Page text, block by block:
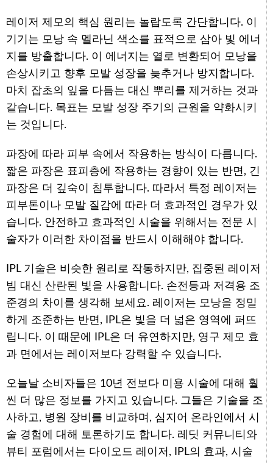
레이저 제모의 핵심 원리는 놀랍도록 간단합니다. 이
기기는 모낭 속 멜라닌 색소를 표적으로 삼아 빛 에너
지를 방출합니다. 이 에너지는 열로 변환되어 모낭을
손상시키고 향후 모발 성장을 늦추거나 방지합니다.
마치 잡초의 잎을 다듬는 대신 뿌리를 제거하는 것과
같습니다. 목표는 모발 성장 주기의 근원을 약화시키
는 것입니다.
파장에 따라 피부 속에서 작용하는 방식이 다릅니다.
짧은 파장은 표피층에 작용하는 경향이 있는 반면, 긴
파장은 더 깊숙이 침투합니다. 따라서 특정 레이저는
피부톤이나 모발 질감에 따라 더 효과적인 경우가 있
습니다. 안전하고 효과적인 시술을 위해서는 전문 시
술자가 이러한 차이점을 반드시 이해해야 합니다.
IPL 기술은 비슷한 원리로 작동하지만, 집중된 레이저
빔 대신 산란된 빛을 사용합니다. 손전등과 저격용 조
준경의 차이를 생각해 보세요. 레이저는 모낭을 정밀
하게 조준하는 반면, IPL은 빛을 더 넓은 영역에 퍼뜨
립니다. 이 때문에 IPL은 더 유연하지만, 영구 제모 효
과 면에서는 레이저보다 강력할 수 있습니다.
오늘날 소비자들은 10년 전보다 미용 시술에 대해 훨
씬 더 많은 정보를 가지고 있습니다. 그들은 기술을 조
사하고, 병원 장비를 비교하며, 심지어 온라인에서 시
술 경험에 대해 토론하기도 합니다. 레딧 커뮤니티와
뷰티 포럼에서는 다이오드 레이저, IPL의 효과, 시술